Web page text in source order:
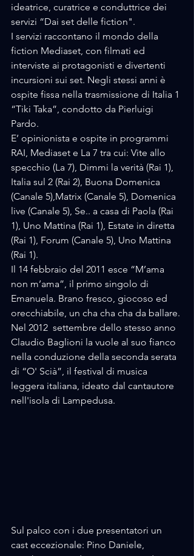
ideatrice, curatrice e conduttrice dei
servizi “Dai set delle fiction".
I servizi raccontano il mondo della
fiction Mediaset, con filmati ed
interviste ai protagonisti e divertenti
incursioni sui set. Negli stessi anni è
ospite fissa nella trasmissione di Italia 1
“Tiki Taka”, condotto da Pierluigi
Pardo.
E’ opinionista e ospite in programmi
RAI, Mediaset e La 7 tra cui: Vite allo
specchio (La 7), Dimmi la verità (Rai 1),
Italia sul 2 (Rai 2), Buona Domenica
(Canale 5),Matrix (Canale 5), Domenica
live (Canale 5), Se.. a casa di Paola (Rai
1), Uno Mattina (Rai 1), Estate in diretta
(Rai 1), Forum (Canale 5), Uno Mattina
(Rai 1).
Il 14 febbraio del 2011 esce “M’ama
non m’ama”, il primo singolo di
Emanuela. Brano fresco, giocoso ed
orecchiabile, un cha cha cha da ballare.
Nel 2012  settembre dello stesso anno
Claudio Baglioni la vuole al suo fianco
nella conduzione della seconda serata
di “O' Scià”, il festival di musica
leggera italiana, ideato dal cantautore
nell'isola di Lampedusa.
Sul palco con i due presentatori un
cast eccezionale: Pino Daniele,